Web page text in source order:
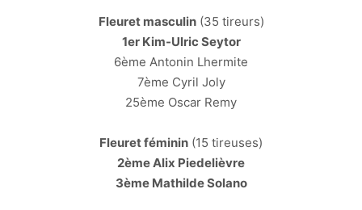
Fleuret masculin(35 tireurs)
1er Kim-Ulric Seytor
6ème Antonin Lhermite
7ème Cyril Joly
25ème Oscar Remy
Fleuret féminin (15 tireuses)
2ème Alix Piedelièvre
3ème Mathilde Solano